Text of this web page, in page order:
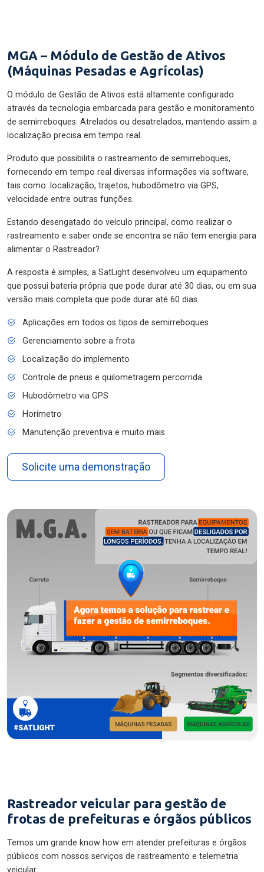
MGA – Módulo de Gestão de Ativos
(Máquinas Pesadas e Agrícolas)
O módulo de Gestão de Ativos está altamente configurado
através da tecnologia embarcada para gestão e monitoramento
de semirreboques: Atrelados ou desatrelados, mantendo assim a
localização precisa em tempo real.
Produto que possibilita o rastreamento de semirreboques,
fornecendo em tempo real diversas informações via software,
tais como: localização, trajetos, hubodômetro via GPS,
velocidade entre outras funções.
Estando desengatado do veículo principal, como realizar o
rastreamento e saber onde se encontra se não tem energia para
alimentar o Rastreador?
A resposta é simples, a SatLight desenvolveu um equipamento
que possui bateria própria que pode durar até 30 dias, ou em sua
versão mais completa que pode durar até 60 dias.
Aplicações em todos os tipos de semirreboques
Gerenciamento sobre a frota
Localização do implemento
Controle de pneus e quilometragem percorrida
Hubodômetro via GPS
Horímetro
Manutenção preventiva e muito mais
Solicite uma demonstração
Rastreador veicular para gestão de
frotas de prefeituras e órgãos públicos
Temos um grande know how em atender prefeituras e órgãos
públicos com nossos serviços de rastreamento e telemetria
veicular.